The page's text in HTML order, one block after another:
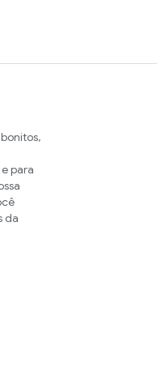
para
da